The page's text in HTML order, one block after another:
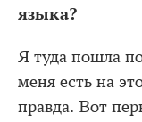
языка?
Я туда пошла
меня есть на
правда. Вот